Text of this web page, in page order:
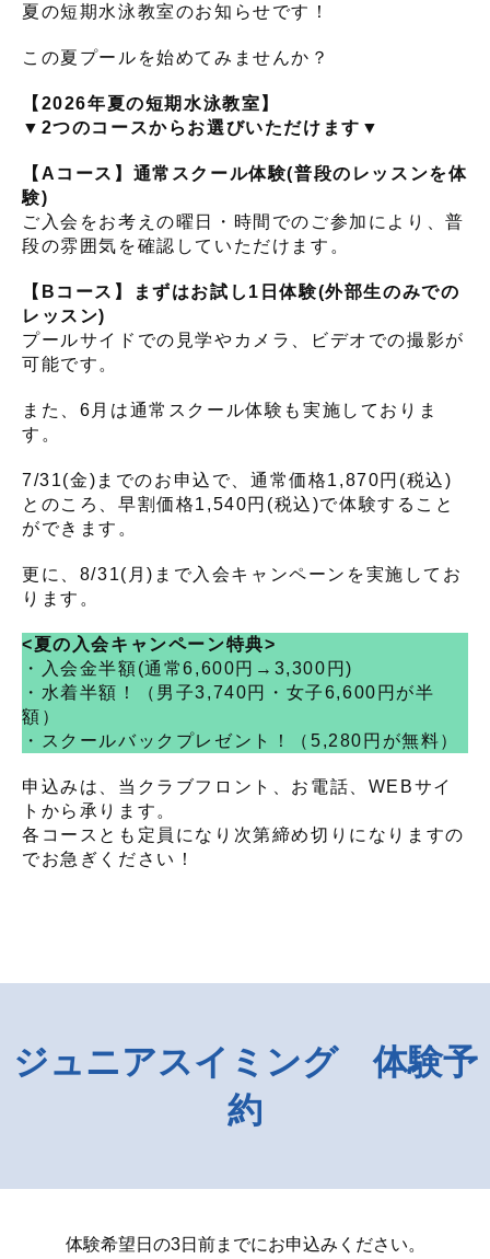
夏の短期水泳教室のお知らせです！
この夏プールを始めてみませんか？
【2026年夏の短期水泳教室】
▼2つのコースからお選びいただけます▼
【Aコース】通常スクール体験(普段のレッスンを体
験)
ご入会をお考えの曜日・時間でのご参加により、普
段の雰囲気を確認していただけます。
【Bコース】まずはお試し1日体験(外部生のみでの
レッスン)
プールサイドでの見学やカメラ、ビデオでの撮影が
可能です。
また、6月は通常スクール体験も実施しておりま
す。
7/31(金)までのお申込で、通常価格1,870円(税込)
とのころ、早割価格1,540円(税込)で体験すること
ができます。
更に、8/31(月)まで入会キャンペーンを実施してお
ります。
<夏の入会キャンペーン特典>
・入会金半額(通常6,600円→3,300円)
・水着半額！（男子3,740円・女子6,600円が半
額）
・スクールバックプレゼント！（5,280円が無料）
申込みは、当クラブフロント、お電話、WEBサイ
トから承ります。
各コースとも定員になり次第締め切りになりますの
でお急ぎください！
ジュニアスイミング 体験予
約
体験希望日の3日前までにお申込みください。